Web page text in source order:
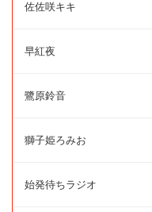
佐佐咲キキ
早紅夜
鷺原鈴音
獅子姫ろみお
始発待ちラジオ